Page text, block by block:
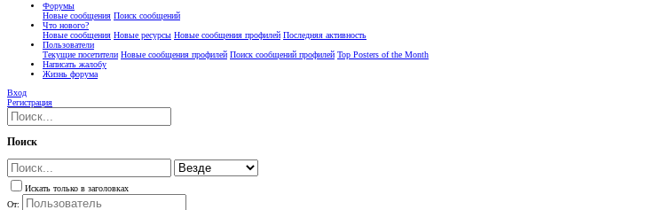
Форумы
Новые сообщения Поиск сообщений
Что нового?
Новые сообщения Новые ресурсы Новые сообщения профилей Последняя активность
Пользователи
Текущие посетители Новые сообщения профилей Поиск сообщений профилей Top Posters of the Month
Написать жалобу
Жизнь форума
Вход
Регистрация
Поиск
Искать только в заголовках
От: